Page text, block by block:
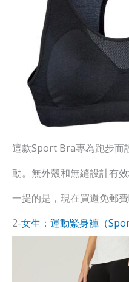
這款Sport Bra專為跑步而
動。無外殼和無縫設計有
一提的是，現在買還免郵費
2-女生：運動緊身褲（